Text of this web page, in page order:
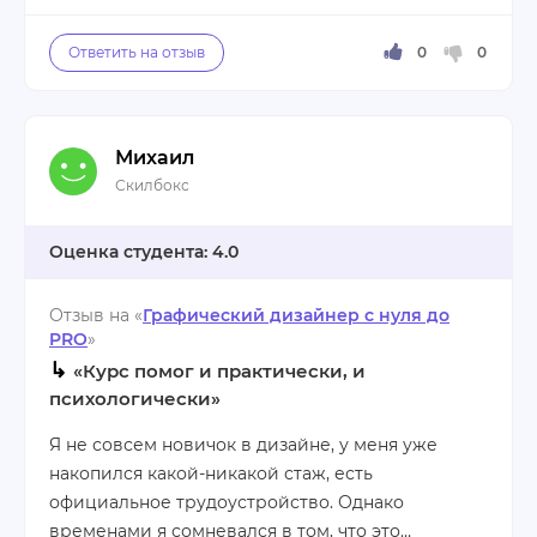
помогает отточить полученные навыки.
Благодаря ему я могу поддерживать свои
совмещать учёбу с работой и другими делами
бывает непросто, но этот курс стоит того.
Учиться никогда не поздно, главное – найти в
понятная подача материала;
обратная связь от преподавателей;
тренажёр для закрепления навыков.
Минусы:
не всегда удаётся найти время для учёбы.
Михаил
Скилбокс
4.0
Отзыв на «Графический дизайнер с нуля до
PRO»
↳ «Курс помог и практически, и
психологически»
Я не совсем новичок в дизайне, у меня уже
накопился какой-никакой стаж, есть
официальное трудоустройство. Однако
временами я сомневался в том, что это